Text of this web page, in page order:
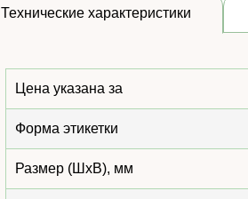
Технические характеристики
Цена указана за
Форма этикетки
Размер (ШхВ), мм